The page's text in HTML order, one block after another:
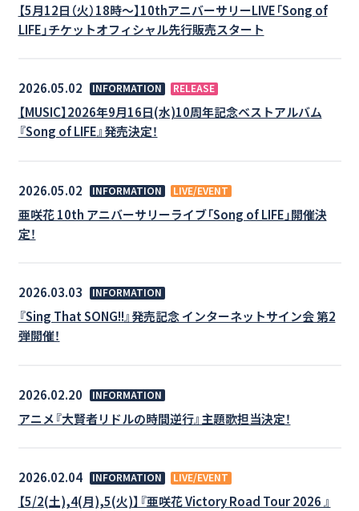
【5月12日（火）18時～】10thアニバーサリーLIVE「Song of
LIFE」チケットオフィシャル先行販売スタート
2026.05.02 INFORMATION RELEASE
【MUSIC】2026年9月16日(水)10周年記念ベストアルバム
『Song of LIFE』発売決定！
2026.05.02 INFORMATION LIVE/EVENT
亜咲花 10th アニバーサリーライブ「Song of LIFE」開催決
定！
2026.03.03 INFORMATION
『Sing That SONG!!』発売記念 インターネットサイン会 第2
弾開催！
2026.02.20 INFORMATION
アニメ『大賢者リドルの時間逆行』主題歌担当決定！
2026.02.04 INFORMATION LIVE/EVENT
【5/2(土),4(月),5(火)】『亜咲花 Victory Road Tour 2026 』